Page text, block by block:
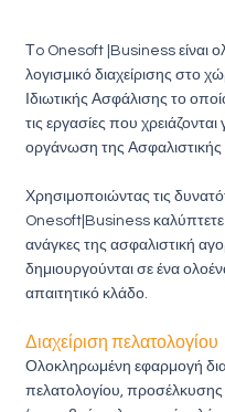
Τo Onesoft |Business είναι
λογισμικό διαχείρισης στο
Ιδιωτικής Ασφάλισης το
τις εργασίες που χρειάζονται
οργάνωση της Ασφαλιστικής
Χρησιμοποιώντας τις
Onesoft|Business καλύπτετε
ανάγκες της ασφαλιστική
δημιουργούνται σε ένα
απαιτητικό κλάδο.
Διαχείριση πελατολογίου
Ολοκληρωμένη εφαρμογή
πελατολογίου,